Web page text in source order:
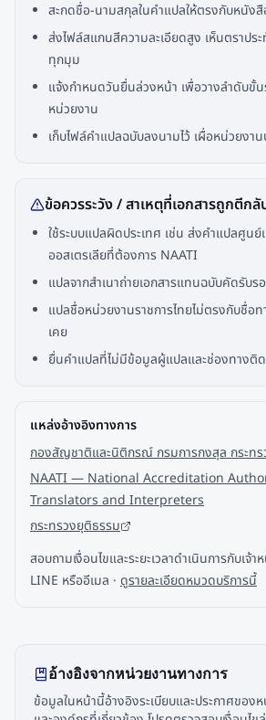
สะกดชื่อ-นามสกุลในคำแปลให้ตรงกับหนัง
ส่งไฟล์สแกนสีความละเอียดสูง เห็นตราปร
ทุกมุม
แจ้งกำหนดวันยื่นล่วงหน้า เพื่อวางลำดับขั้
หน่วยงาน
เก็บไฟล์คำแปลฉบับลงนามไว้ เผื่อหน่วยงา
ข้อควรระวัง / สาเหตุที่เอกสารถูกตีกลั
ใช้ระบบแปลผิดประเทศ เช่น ส่งคำแปลศูน
ออสเตรเลียที่ต้องการ NAATI
แปลจากสำเนาถ่ายเอกสารแทนฉบับคัดรับร
แปลชื่อหน่วยงานราชการไทยไม่ตรงกับชื่อ
เคย
ยื่นคำแปลที่ไม่มีข้อมูลผู้แปลและช่องทางติ
แหล่งอ้างอิงทางการ
กองสัญชาติและนิติกรณ์ กรมการกงสุล กระทร
NAATI — National Accreditation
Translators and Interpreters
กระทรวงยุติธรรม
สอบถามเงื่อนไขและระยะเวลาดำเนินการกับเจ้
LINE หรืออีเมล · ดูรายละเอียดหมวดบริการนี้
อ้างอิงจากหน่วยงานทางการ
ข้อมูลในหน้านี้อ้างอิงระเบียบและประกาศของ